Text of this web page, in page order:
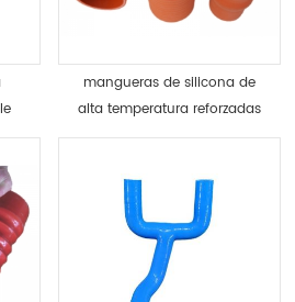
mangueras de silicona de
alta temperatura reforzadas
con aramida kevlar